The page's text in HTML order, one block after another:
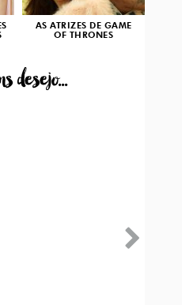
AS ATRIZES DE GAME
OF THRONES
desejo...